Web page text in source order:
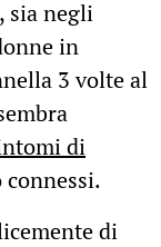
sia negli
in
3 volte al
di
connessi.
di